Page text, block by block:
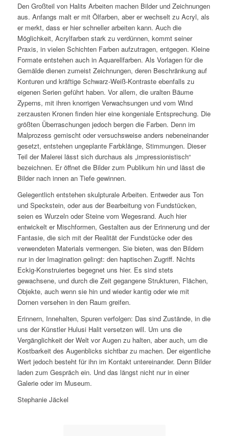
Den Großteil von Halits Arbeiten machen Bilder und Zeichnungen
aus. Anfangs malt er mit Ölfarben, aber er wechselt zu Acryl, als
er merkt, dass er hier schneller arbeiten kann. Auch die
Möglichkeit, Acrylfarben stark zu verdünnen, kommt seiner
Praxis, in vielen Schichten Farben aufzutragen, entgegen. Kleine
Formate entstehen auch in Aquarellfarben. Als Vorlagen für die
Gemälde dienen zumeist Zeichnungen, deren Beschränkung auf
Konturen und kräftige Schwarz-Weiß-Kontraste ebenfalls zu
eigenen Serien geführt haben. Vor allem, die uralten Bäume
Zyperns, mit ihren knorrigen Verwachsungen und vom Wind
zerzausten Kronen finden hier eine kongeniale Entsprechung. Die
größten Überraschungen jedoch bergen die Farben. Denn im
Malprozess gemischt oder versuchsweise anders nebeneinander
gesetzt, entstehen ungeplante Farbklänge, Stimmungen. Dieser
Teil der Malerei lässt sich durchaus als „impressionistisch“
bezeichnen. Er öffnet die Bilder zum Publikum hin und lässt die
Bilder nach innen an Tiefe gewinnen.
Gelegentlich entstehen skulpturale Arbeiten. Entweder aus Ton
und Speckstein, oder aus der Bearbeitung von Fundstücken,
seien es Wurzeln oder Steine vom Wegesrand. Auch hier
entwickelt er Mischformen, Gestalten aus der Erinnerung und der
Fantasie, die sich mit der Realität der Fundstücke oder des
verwendeten Materials vermengen. Sie bieten, was den Bildern
nur in der Imagination gelingt: den haptischen Zugriff. Nichts
Eckig-Konstruiertes begegnet uns hier. Es sind stets
gewachsene, und durch die Zeit gegangene Strukturen, Flächen,
Objekte, auch wenn sie hin und wieder kantig oder wie mit
Dornen versehen in den Raum greifen.
Erinnern, Innehalten, Spuren verfolgen: Das sind Zustände, in die
uns der Künstler Hulusi Halit versetzen will. Um uns die
Vergänglichkeit der Welt vor Augen zu halten, aber auch, um die
Kostbarkeit des Augenblicks sichtbar zu machen. Der eigentliche
Wert jedoch besteht für ihn im Kontakt untereinander. Denn Bilder
laden zum Gespräch ein. Und das längst nicht nur in einer
Galerie oder im Museum.
Stephanie Jäckel